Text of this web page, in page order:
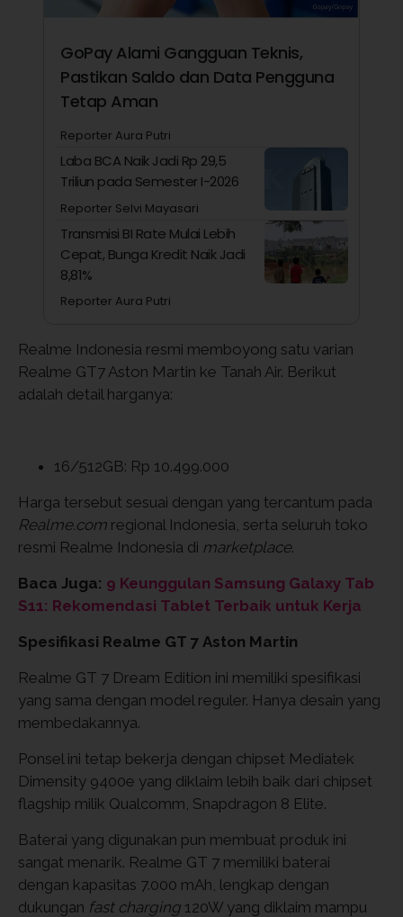
GoPay Alami Gangguan Teknis,
Pastikan Saldo dan Data Pengguna
Tetap Aman
Reporter Aura Putri
Laba BCA Naik Jadi Rp 29,5
Triliun pada Semester I-2026
Reporter Selvi Mayasari
Transmisi BI Rate Mulai Lebih
Cepat, Bunga Kredit Naik Jadi
8,81%
Reporter Aura Putri
Realme Indonesia resmi memboyong satu varian
Realme GT7 Aston Martin ke Tanah Air. Berikut
adalah detail harganya:
16/512GB: Rp 10.499.000
Harga tersebut sesuai dengan yang tercantum pada
Realme.com regional Indonesia, serta seluruh toko
resmi Realme Indonesia di marketplace.
Baca Juga: 9 Keunggulan Samsung Galaxy Tab
S11: Rekomendasi Tablet Terbaik untuk Kerja
Spesifikasi Realme GT 7 Aston Martin
Realme GT 7 Dream Edition ini memiliki spesifikasi
yang sama dengan model reguler. Hanya desain yang
membedakannya.
Ponsel ini tetap bekerja dengan chipset Mediatek
Dimensity 9400e yang diklaim lebih baik dari chipset
flagship milik Qualcomm, Snapdragon 8 Elite.
Baterai yang digunakan pun membuat produk ini
sangat menarik. Realme GT 7 memiliki baterai
dengan kapasitas 7.000 mAh, lengkap dengan
dukungan fast charging 120W yang diklaim mampu